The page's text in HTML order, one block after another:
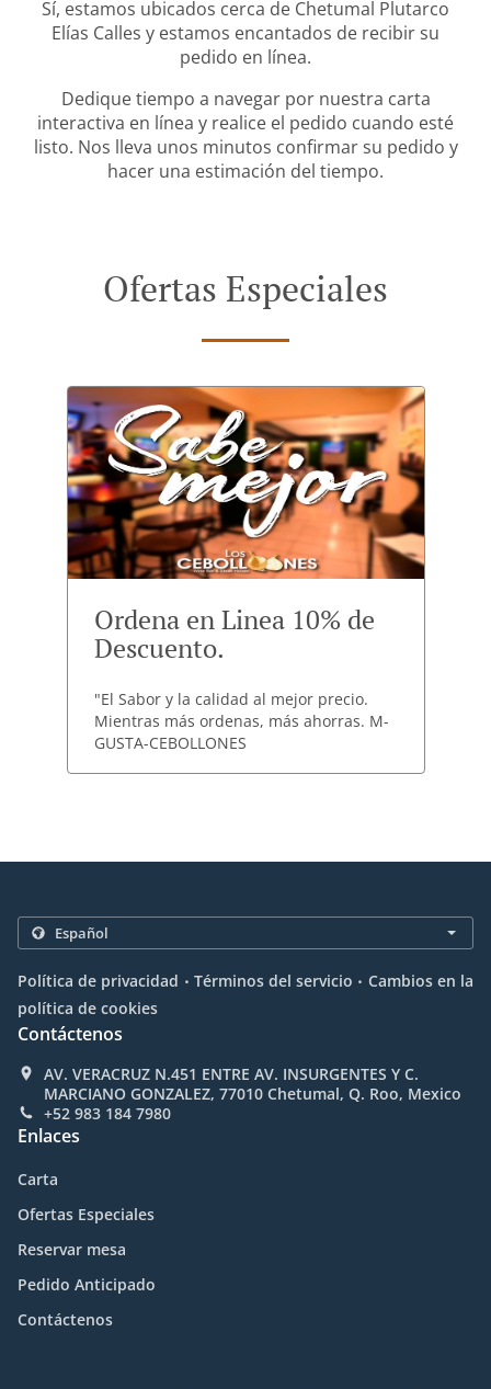
Sí, estamos ubicados cerca de Chetumal Plutarco
Elías Calles y estamos encantados de recibir su
pedido en línea.
Dedique tiempo a navegar por nuestra carta
interactiva en línea y realice el pedido cuando esté
listo. Nos lleva unos minutos confirmar su pedido y
hacer una estimación del tiempo.
Ofertas Especiales
Ordena en Linea 10% de
Descuento.
"El Sabor y la calidad al mejor precio.
Mientras más ordenas, más ahorras. M-
GUSTA-CEBOLLONES
Política de privacidad . Términos del servicio . Cambios en la
política de cookies
Contáctenos
AV. VERACRUZ N.451 ENTRE AV. INSURGENTES Y C.
MARCIANO GONZALEZ, 77010 Chetumal, Q. Roo, Mexico
+52 983 184 7980
Enlaces
Carta
Ofertas Especiales
Reservar mesa
Pedido Anticipado
Contáctenos